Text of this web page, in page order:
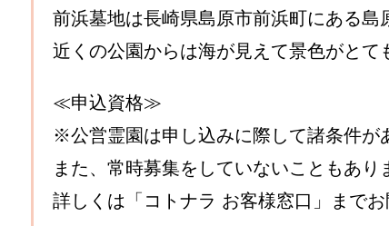
前浜墓地は長崎県島原市前浜町にある島
近くの公園からは海が見えて景色がとて
≪申込資格≫
※公営霊園は申し込みに際して諸条件が
また、常時募集をしていないこともあり
詳しくは「コトナラ お客様窓口」までお